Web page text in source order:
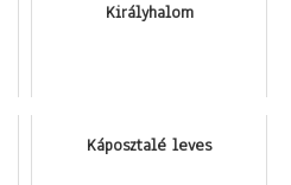
Királyhalom
Káposztalé leves